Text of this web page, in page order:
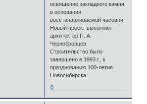
освящение закладного камня
в основании
восстанавливаемой часовни.
Новый проект выполнил
архитектор П. А.
Чернобровцев.
Строительство было
завершено в 1993 г., к
празднованию 100-летия
Новосибирска.
0